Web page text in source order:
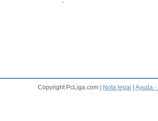
-
Copyright PcLiga.com | Nota legal Ayuda -